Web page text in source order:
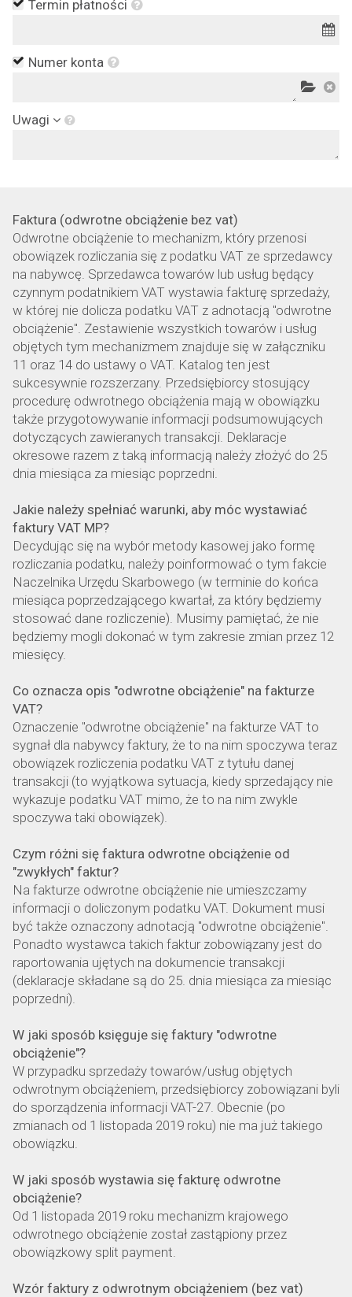
Termin płatności
Numer konta
Uwagi
Faktura (odwrotne obciążenie bez vat)
Odwrotne obciążenie to mechanizm, który przenosi
obowiązek rozliczania się z podatku VAT ze sprzedawcy
na nabywcę. Sprzedawca towarów lub usług będący
czynnym podatnikiem VAT wystawia fakturę sprzedaży,
w której nie dolicza podatku VAT z adnotacją "odwrotne
obciążenie". Zestawienie wszystkich towarów i usług
objętych tym mechanizmem znajduje się w załączniku
11 oraz 14 do ustawy o VAT. Katalog ten jest
sukcesywnie rozszerzany. Przedsiębiorcy stosujący
procedurę odwrotnego obciążenia mają w obowiązku
także przygotowywanie informacji podsumowujących
dotyczących zawieranych transakcji. Deklaracje
okresowe razem z taką informacją należy złożyć do 25
dnia miesiąca za miesiąc poprzedni.
Jakie należy spełniać warunki, aby móc wystawiać
faktury VAT MP?
Decydując się na wybór metody kasowej jako formę
rozliczania podatku, należy poinformować o tym fakcie
Naczelnika Urzędu Skarbowego (w terminie do końca
miesiąca poprzedzającego kwartał, za który będziemy
stosować dane rozliczenie). Musimy pamiętać, że nie
będziemy mogli dokonać w tym zakresie zmian przez 12
miesięcy.
Co oznacza opis "odwrotne obciążenie" na fakturze
VAT?
Oznaczenie "odwrotne obciążenie" na fakturze VAT to
sygnał dla nabywcy faktury, że to na nim spoczywa teraz
obowiązek rozliczenia podatku VAT z tytułu danej
transakcji (to wyjątkowa sytuacja, kiedy sprzedający nie
wykazuje podatku VAT mimo, że to na nim zwykle
spoczywa taki obowiązek).
Czym różni się faktura odwrotne obciążenie od
"zwykłych" faktur?
Na fakturze odwrotne obciążenie nie umieszczamy
informacji o doliczonym podatku VAT. Dokument musi
być także oznaczony adnotacją "odwrotne obciążenie".
Ponadto wystawca takich faktur zobowiązany jest do
raportowania ujętych na dokumencie transakcji
(deklaracje składane są do 25. dnia miesiąca za miesiąc
poprzedni).
W jaki sposób księguje się faktury "odwrotne
obciążenie"?
W przypadku sprzedaży towarów/usług objętych
odwrotnym obciążeniem, przedsiębiorcy zobowiązani byli
do sporządzenia informacji VAT-27. Obecnie (po
zmianach od 1 listopada 2019 roku) nie ma już takiego
obowiązku.
W jaki sposób wystawia się fakturę odwrotne
obciążenie?
Od 1 listopada 2019 roku mechanizm krajowego
odwrotnego obciążenie został zastąpiony przez
obowiązkowy split payment.
Wzór faktury z odwrotnym obciążeniem (bez vat)